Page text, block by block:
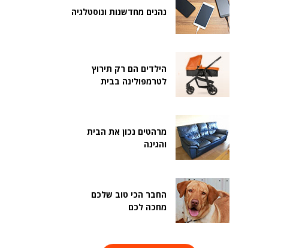
נהנים מחדשנות ונוסטלגיה
הילדים הם רק תירוץ
לטרמפולינה בבית
מרהטים נכון את הבית
והגינה
החבר הכי טוב שלכם
מחכה לכם